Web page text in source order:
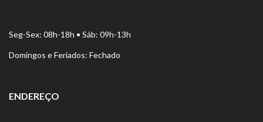
Seg-Sex: 08h-18h • Sáb: 09h-13h
Domingos e Feriados: Fechado
ENDEREÇO